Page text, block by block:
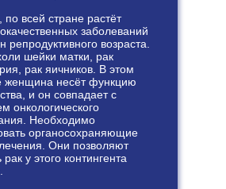
по всей стране растёт
заболеваний
репродуктивного возраста.
шейки матки, рак
рак яичников. В этом
женщина несёт функцию
и он совпадает с
онкологического
Необходимо
органосохраняющие
Они позволяют
рак у этого контингента